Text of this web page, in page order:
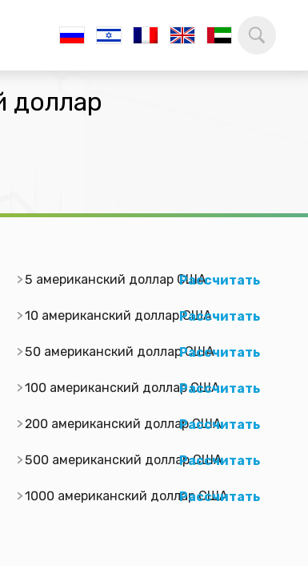
доллар
5 американский доллар СШАРассчитать
10 американский доллар СШАРассчитать
50 американский доллар СШАРассчитать
100 американский доллар СШАРассчитать
200 американский доллар США
Рассчитать
500 американский доллар США
Рассчитать
1000 американский доллар США
Рассчитать